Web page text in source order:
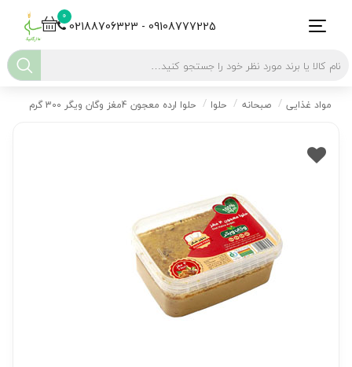
0
02188706323 - 09108777225
مواد غذایی صبحانه حلوا حلوا ارده معجون 4مغز وگان ویگر 300 گرم